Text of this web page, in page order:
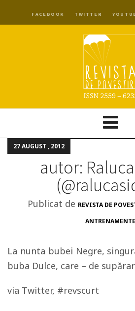
FACEBOOK TWITTER
27 AUGUST , 2012
autor:
Publicat de REVISTA DE
ANTRENAMENTE
La nunta bubei Negre,
buba Dulce, care – de
via Twitter, #revscurt